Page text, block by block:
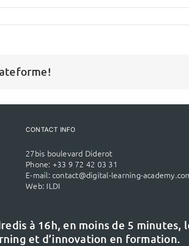
CONTACT INFO
27bis boulevard Diderot
Phone: +33 9 72 42 03 31
E-mail: contact@digital-learning-
Web: ILDI
à 16h, en moins de 5 minutes,
et d’innovation en formation.